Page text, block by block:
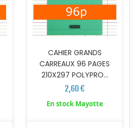
CAHIER GRANDS
CARREAUX 96 PAGES
210X297 POLYPRO...
2,60 €
En stock Mayotte